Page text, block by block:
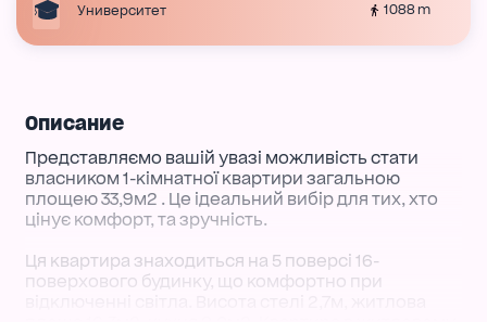
Университет 1088 m
Описание
Представляємо вашій увазі можливість стати
власником 1-кімнатної квартири загальною
площею 33,9м2 . Це ідеальний вибір для тих, хто
цінує комфорт, та зручність.
Ця квартира знаходиться на 5 поверсі 16-
поверхового будинку, що комфортно при